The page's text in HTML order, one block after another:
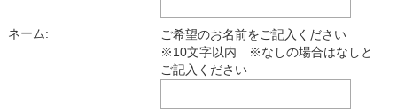
ネーム:
ご希望のお名前をご記入ください
※10文字以内 ※なしの場合はなしと
ご記入ください